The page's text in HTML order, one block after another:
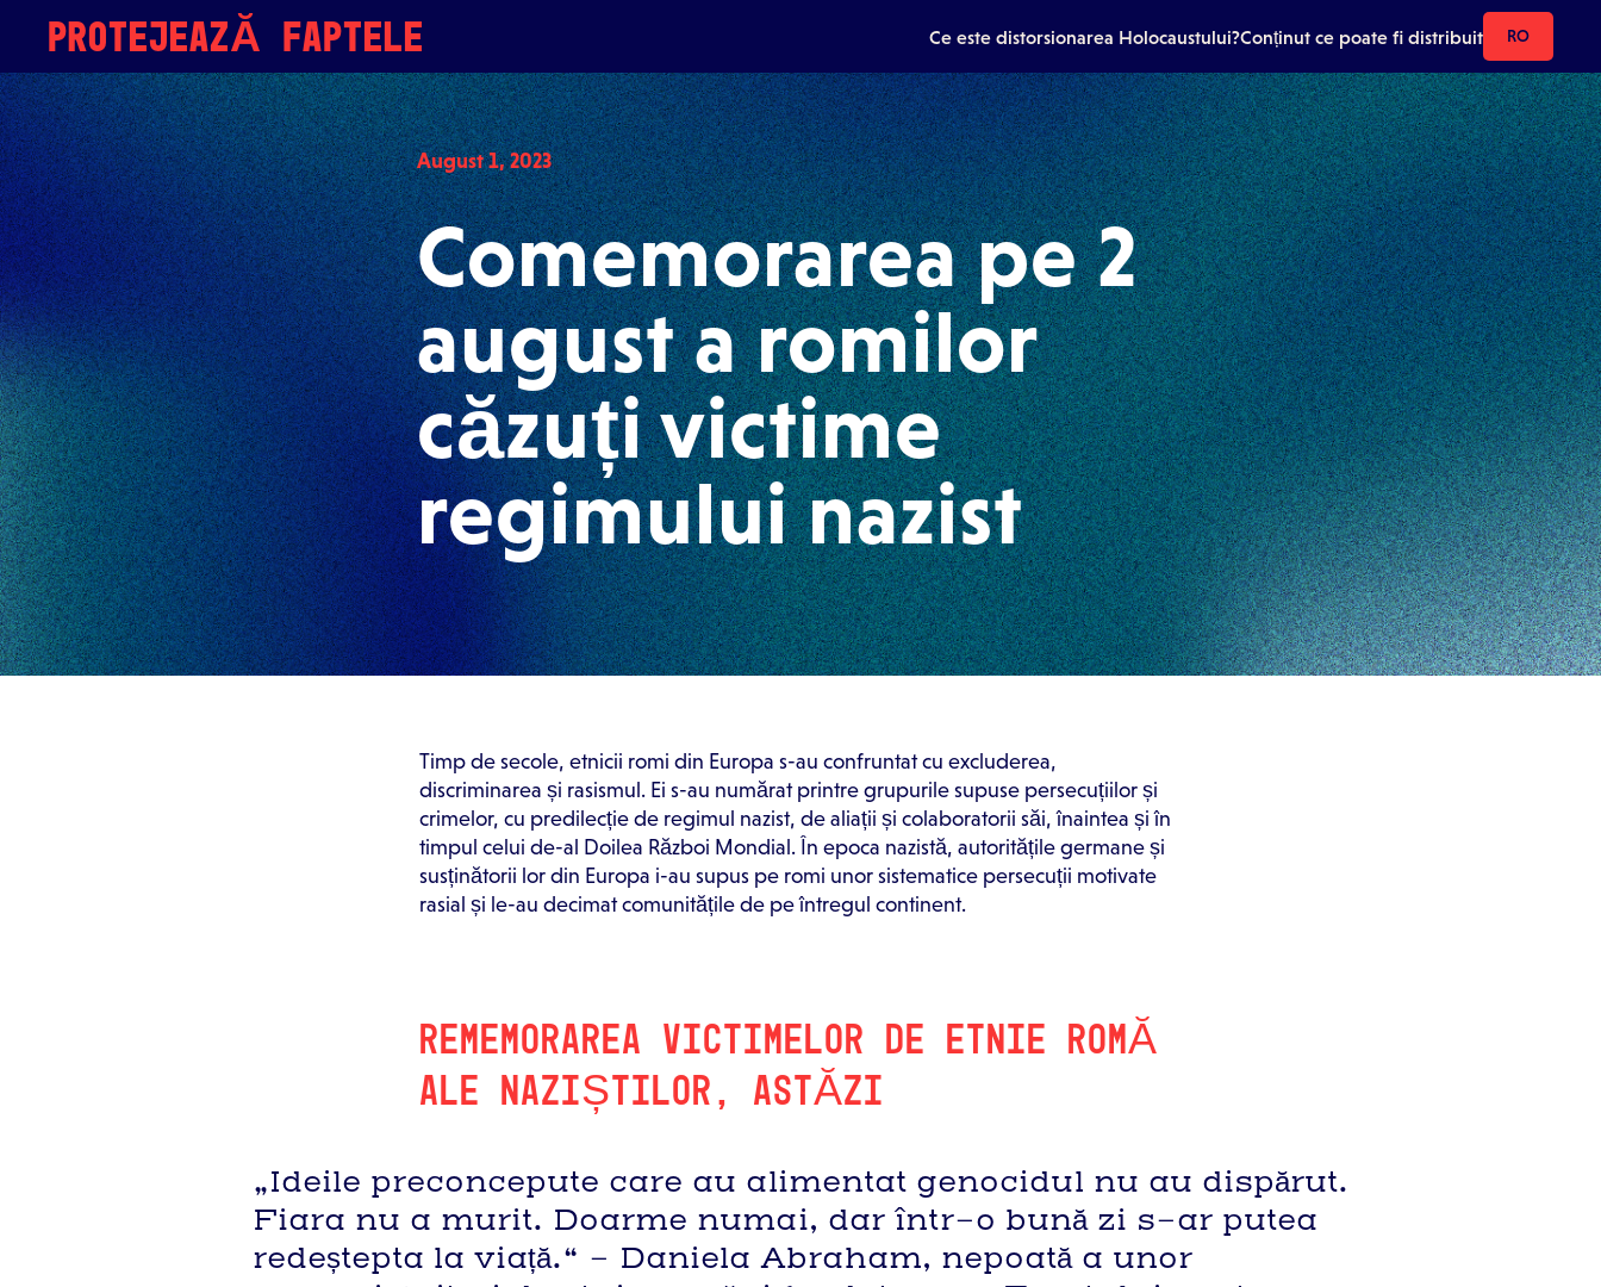
PROTEJEAZĂ FAPTELE Ce este distorsionarea Holocaustului?Conținut ce poate fi distribuit RO
August 1, 2023
Comemorarea pe 2
august a romilor
căzuți victime
regimului nazist
Timp de secole, etnicii romi din Europa s-au confruntat cu excluderea,
discriminarea și rasismul. Ei s-au numărat printre grupurile supuse persecuțiilor și
crimelor, cu predilecție de regimul nazist, de aliații și colaboratorii săi, înaintea și în
timpul celui de-al Doilea Război Mondial. În epoca nazistă, autoritățile germane și
susținătorii lor din Europa i-au supus pe romi unor sistematice persecuții motivate
rasial și le-au decimat comunitățile de pe întregul continent.
REMEMORAREA VICTIMELOR DE ETNIE ROMĂ
ALE NAZIȘTILOR, ASTĂZI
„Ideile preconcepute care au alimentat genocidul nu au dispărut.
Fiara nu a murit. Doarme numai, dar într-o bună zi s-ar putea
redeștepta la viață.“ - Daniela Abraham, nepoată a unor